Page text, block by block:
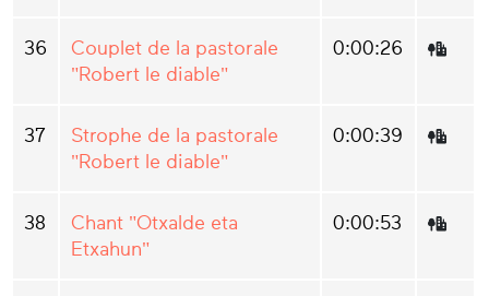
36
Couplet de la pastorale
"Robert le diable"
0:00:26
37
Strophe de la pastorale
"Robert le diable"
0:00:39
38
Chant "Otxalde eta
Etxahun"
0:00:53